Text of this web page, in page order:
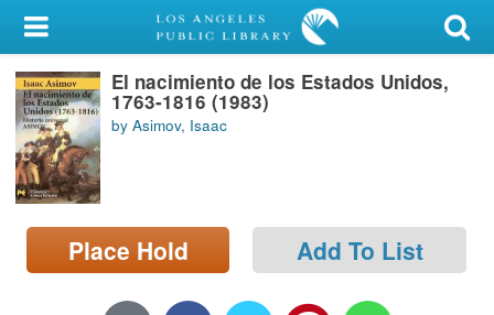
My Account
Library Card
Sign In
Search
Locations/Hours (external
page)
El nacimiento de los Estados Unidos,
1763-1816 (1983)
by Asimov, Isaac
Place Hold Add To List